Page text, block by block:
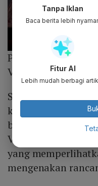
Photo :
Instagram
Video pengenalan
Sebelum tampil,
khusus untuk
beberapa gaun
Video tersebut
yang
mengenakan
Tanpa Iklan
Baca berita lebih
Fitur AI
Lebih mudah berbagi